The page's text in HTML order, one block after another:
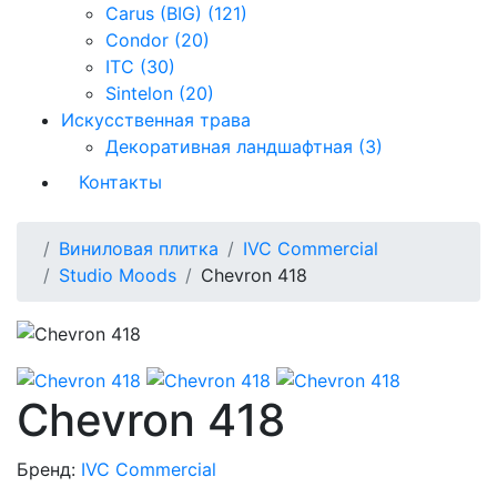
Carus (BIG) (121)
Condor (20)
ITC (30)
Sintelon (20)
Искусственная трава
Декоративная ландшафтная (3)
Контакты
Виниловая плитка
IVC Commercial
Studio Moods
Chevron 418
Chevron 418
Бренд: IVC Commercial